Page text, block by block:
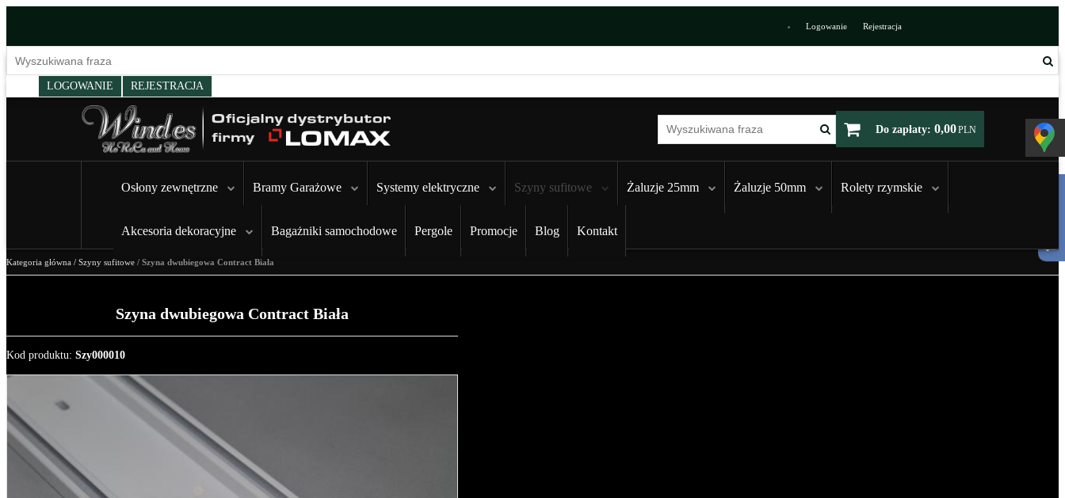
Logowanie Rejestracja
LOGOWANIE REJESTRACJA
Do zapłaty: 0,00PLN
Osłony zewnętrzne Bramy Garażowe Systemy elektryczne Szyny sufitowe Żaluzje 25mm Żaluzje 50mm Rolety rzymskie
Akcesoria dekoracyjne Bagażniki samochodowe Pergole Promocje Blog Kontakt
Kategoria główna / Szyny sufitowe / Szyna dwubiegowa Contract Biała
Szyna dwubiegowa Contract Biała
Kod produktu: Szy000010